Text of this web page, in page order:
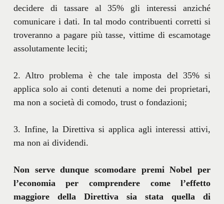
decidere di tassare al 35% gli interessi anziché
comunicare i dati. In tal modo contribuenti corretti si
troveranno a pagare più tasse, vittime di escamotage
assolutamente leciti;
2. Altro problema è che tale imposta del 35% si
applica solo ai conti detenuti a nome dei proprietari,
ma non a società di comodo, trust o fondazioni;
3. Infine, la Direttiva si applica agli interessi attivi,
ma non ai dividendi.
Non serve dunque scomodare premi Nobel per
l’economia per comprendere come l’effetto
maggiore della Direttiva sia stata quella di